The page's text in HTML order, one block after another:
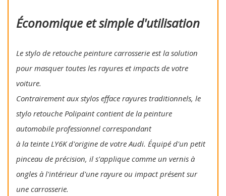
Économique et simple d'utilisation
Le stylo de retouche peinture carrosserie est la solution
pour masquer toutes les rayures et impacts de votre
voiture.
Contrairement aux stylos efface rayures traditionnels, le
stylo retouche Polipaint contient de la peinture
automobile professionnel correspondant
à la teinte LY6K d'origine de votre Audi. Équipé d'un petit
pinceau de précision, il s'applique comme un vernis à
ongles à l'intérieur d'une rayure ou impact présent sur
une carrosserie.